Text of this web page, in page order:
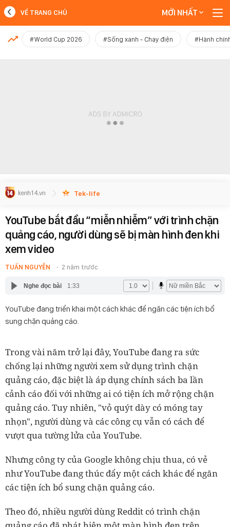
MỚI NHẤT
VỀ TRANG CHỦ MỚI NHẤT
#World Cup 2026 #Sống xanh - Chạy điện #Hành
Tek-life
YouTube bắt đầu “miễn nhiễm” với trình chặn
quảng cáo, người dùng sẽ bị màn hình đen khi
xem video
TUẤN NGUYỄN 2 năm trước
Nghe đọc bài 1:33
YouTube đang triển khai một cách khác để ngăn các tiện ích bổ
sung chặn quảng cáo.
Trong vài năm trở lại đây, YouTube đang ra sức
chống lại những người xem sử dụng trình chặn
quảng cáo, đặc biệt là áp dụng chính sách ba lần
cảnh cáo đối với những ai có tiện ích mở rộng chặn
quảng cáo. Tuy nhiên, "vỏ quýt dày có móng tay
nhọn", người dùng và các công cụ vẫn có cách để
vượt qua tường lửa của YouTube.
Nhưng công ty của Google không chịu thua, có vẻ
như YouTube đang thúc đẩy một cách khác để ngăn
các tiện ích bổ sung chặn quảng cáo.
Theo đó, nhiều người dùng Reddit có trình chặn